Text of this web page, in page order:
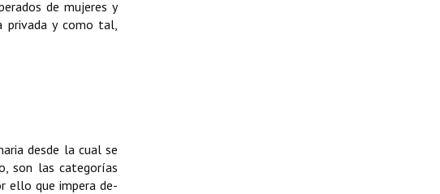
de mujeres y
privada y como tal,
desde la cual se
son las categorías
ello que impera de-